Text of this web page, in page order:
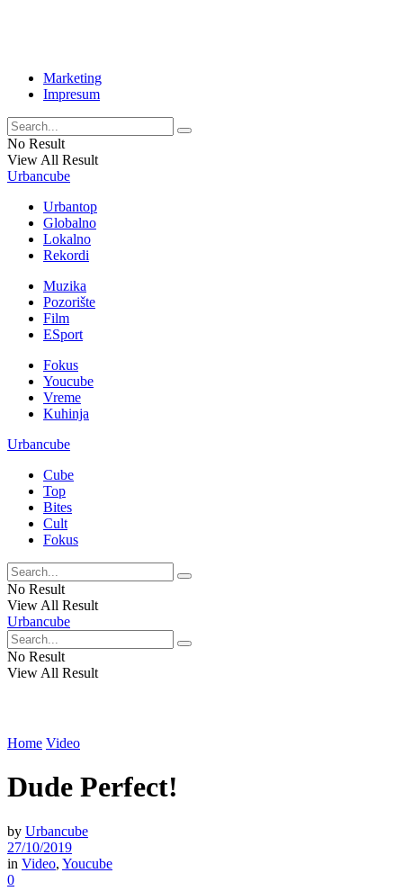
Marketing
Impresum
No Result
View All Result
Urbancube
Urbantop
Globalno
Lokalno
Rekordi
Muzika
Pozorište
Film
ESport
Fokus
Youcube
Vreme
Kuhinja
Urbancube
Cube
Top
Bites
Cult
Fokus
No Result
View All Result
Urbancube
No Result
View All Result
Home Video
Dude Perfect!
by Urbancube
27/10/2019
in Video, Youcube
0